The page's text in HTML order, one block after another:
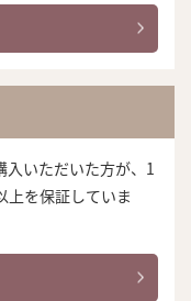
入いただいた方が、1
上を保証していま